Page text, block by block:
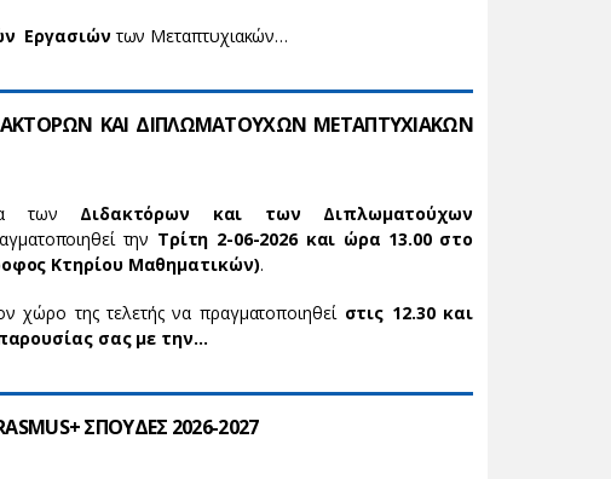
Εργασιώντων Μεταπτυχιακών…
ΚΑΙ ΔΙΠΛΩΜΑΤΟΥΧΩΝ ΜΕΤΑΠΤΥΧΙΑΚΩΝ
των Διδακτόρων και των Διπλωματούχων
την Τρίτη 2-06-2026 και ώρα 13.00 στο
Κτηρίου Μαθηματικών).
χώρο της τελετής να πραγματοποιηθεί στις 12.30 και
σας με την…
ΣΠΟΥΔΕΣ 2026-2027